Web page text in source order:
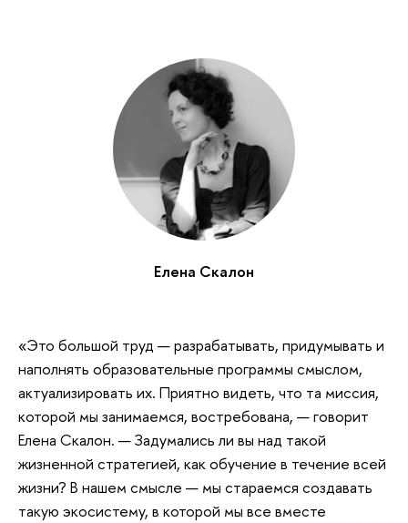
Елена Скалон
«Это большой труд — разрабатывать, придумывать и
наполнять образовательные программы смыслом,
актуализировать их. Приятно видеть, что та миссия,
которой мы занимаемся, востребована, — говорит
Елена Скалон. — Задумались ли вы над такой
жизненной стратегией, как обучение в течение всей
жизни? В нашем смысле — мы стараемся создавать
такую экосистему, в которой мы все вместе